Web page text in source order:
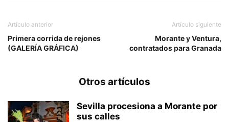
Artículo anterior
Primera corrida de rejones
(GALERÍA GRÁFICA)
Artículo siguiente
Morante y Ventura,
contratados para Granada
Otros artículos
Sevilla procesiona a Morante por
sus calles